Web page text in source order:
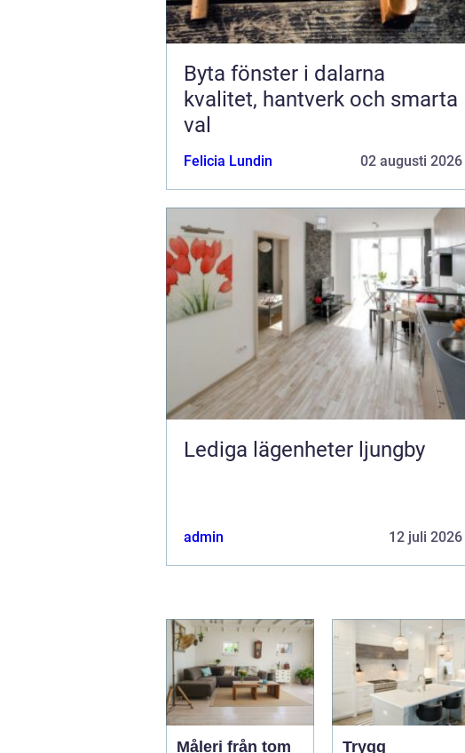
Byta fönster i dalarna
kvalitet, hantverk och smarta
val
Felicia Lundin 02 augusti 2026
Lediga lägenheter ljungby
admin 12 juli 2026
Måleri från tom
Trygg